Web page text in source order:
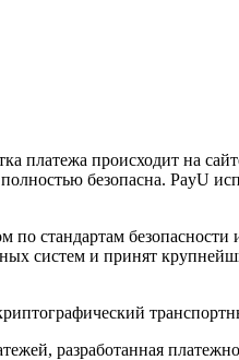
платежа происходит на
безопасна. PayU
стандартам
систем и принят
разработанная